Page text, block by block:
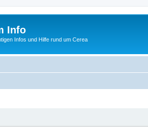
Info
Infos und Hilfe rund um Cerea